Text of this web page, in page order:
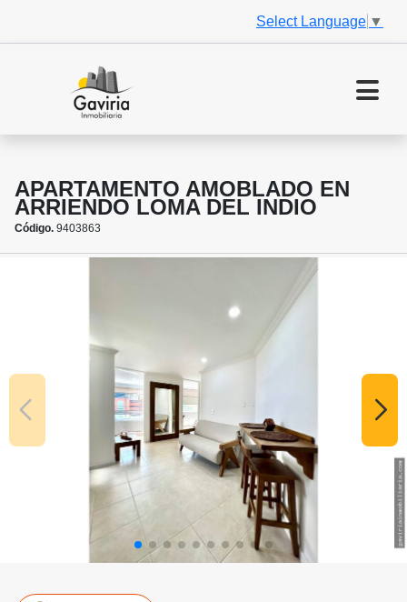
Select Language ▼
APARTAMENTO AMOBLADO EN
ARRIENDO LOMA DEL INDIO
Código. 9403863